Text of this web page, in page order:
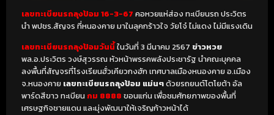
เลขทะเบียนรถลุงป้อม 16-3-67 คอหวยแห่ส่อง ทะเบียนรถ ประวิตร
นำ พปชร.สัญจร ที่หนองคาย มาในลุคกร้าวใจ วัยโจ๋ ไม่แดง ไม่มีแรงเดิน
เลขทะเบียนรถลุงป้อมวันนี้ ในวันที่ 3 มีนาคม 2567 ข่าวหวย
พล.อ.ประวิตร วงษ์สุวรรณ หัวหน้าพรรคพลังประชารัฐ นำคณะบุคคล
ลงพื้นที่สัญจรที่โรงเรียนฮั่วเคียวกงฮัก เทศบาลเมืองหนองคาย อ.เมือง
จ.หนองคาย เลขทะเบียนรถลุงป้อม แม่นๆด้วยรถยนต์โตโยต้า อัล
พาร์ดสีขาว ทะเบียน กม 8888 ขอนแก่น เพื่อชมศักยภาพของพื้นที่
เศรษฐกิจชายแดน และมุ่งพัฒนาให้เจริญก้าวหน้าได้